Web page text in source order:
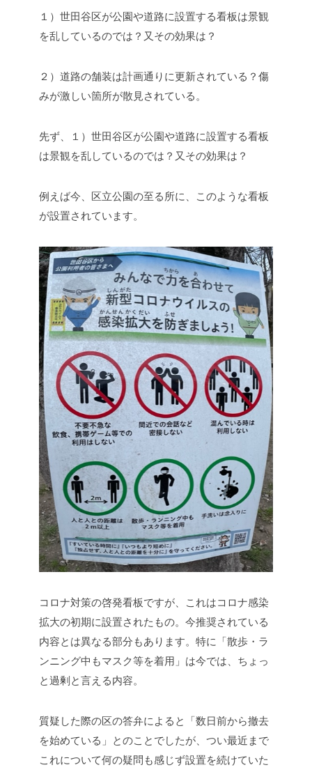
１）世田谷区が公園や道路に設置する看板は景観
を乱しているのでは？又その効果は？
２）道路の舗装は計画通りに更新されている？傷
みが激しい箇所が散見されている。
先ず、１）世田谷区が公園や道路に設置する看板
は景観を乱しているのでは？又その効果は？
例えば今、区立公園の至る所に、このような看板
が設置されています。
コロナ対策の啓発看板ですが、これはコロナ感染
拡大の初期に設置されたもの。今推奨されている
内容とは異なる部分もあります。特に「散歩・ラ
ンニング中もマスク等を着用」は今では、ちょっ
と過剰と言える内容。
質疑した際の区の答弁によると「数日前から撤去
を始めている」とのことでしたが、つい最近まで
これについて何の疑問も感じず設置を続けていた